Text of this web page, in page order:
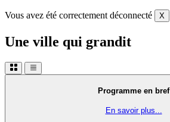
Vous avez été correctement déconnecté X
Une ville qui grandit
Programme en bref
En savoir plus...